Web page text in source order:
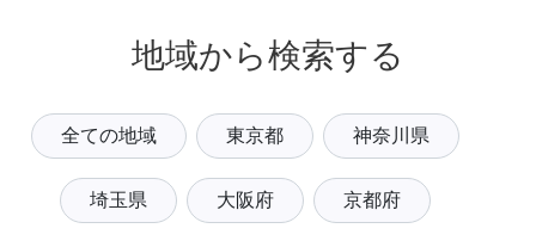
地域から検索する
全ての地域 東京都 神奈川県
埼玉県 大阪府 京都府